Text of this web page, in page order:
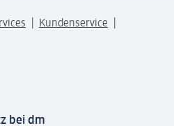
Kundenservice
bei dm